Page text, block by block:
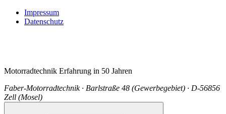
Impressum
Datenschutz
Motorradtechnik Erfahrung in 50 Jahren
Faber-Motorradtechnik · Barlstraße 48 (Gewerbegebiet) · D-56856
Zell (Mosel)